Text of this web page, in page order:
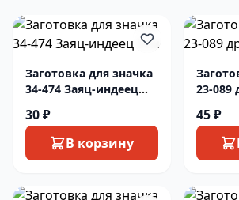
Заготовка для значка
34-474 Заяц-индеец
30 ₽
В корзину
23-089
45 ₽